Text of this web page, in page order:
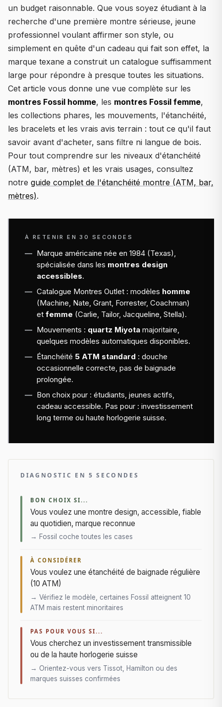
un budget raisonnable. Que vous soyez étudiant à la
recherche d'une première montre sérieuse, jeune
professionnel voulant affirmer son style, ou
simplement en quête d'un cadeau qui fait son effet, la
marque texane a construit un catalogue suffisamment
large pour répondre à presque toutes les situations.
Cet article vous donne une vue complète sur les
montres Fossil homme, les montres Fossil femme,
les collections phares, les mouvements, l'étanchéité,
les bracelets et les vrais avis terrain : tout ce qu'il faut
savoir avant d'acheter, sans filtre ni langue de bois.
Pour tout comprendre sur les niveaux d'étanchéité
(ATM, bar, mètres) et les vrais usages, consultez
notre guide complet de l'étanchéité montre (ATM, bar,
mètres).
À RETENIR EN 30 SECONDES
Marque américaine née en 1984 (Texas),
spécialisée dans les montres design
accessibles.
Catalogue Montres Outlet : modèles homme
(Machine, Nate, Grant, Forrester, Coachman)
et femme (Carlie, Tailor, Jacqueline, Stella).
Mouvements : quartz Miyota majoritaire,
quelques modèles automatiques disponibles.
Étanchéité 5 ATM standard : douche
occasionnelle correcte, pas de baignade
prolongée.
Bon choix pour : étudiants, jeunes actifs,
cadeau accessible. Pas pour : investissement
long terme ou haute horlogerie suisse.
DIAGNOSTIC EN 5 SECONDES
BON CHOIX SI...
Vous voulez une montre design, accessible, fiable
au quotidien, marque reconnue
→ Fossil coche toutes les cases
À CONSIDÉRER
Vous voulez une étanchéité de baignade régulière
(10 ATM)
→ Vérifiez le modèle, certaines Fossil atteignent 10
ATM mais restent minoritaires
PAS POUR VOUS SI...
Vous cherchez un investissement transmissible
ou de la haute horlogerie suisse
→ Orientez-vous vers Tissot, Hamilton ou des
marques suisses confirmées